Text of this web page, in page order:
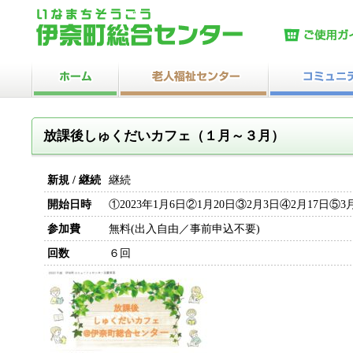
放課後しゅくだいカフェ（１月～３月）
新規 / 継続 継続
開始日時 ①2023年1月6日②1月20日③2月3日④2月17日⑤3
参加費 無料(出入自由／事前申込不要)
回数 ６回